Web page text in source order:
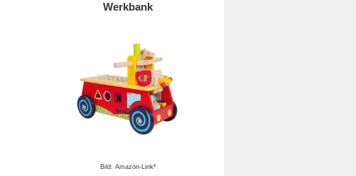
Werkbank
Bild: Amazon-Link*